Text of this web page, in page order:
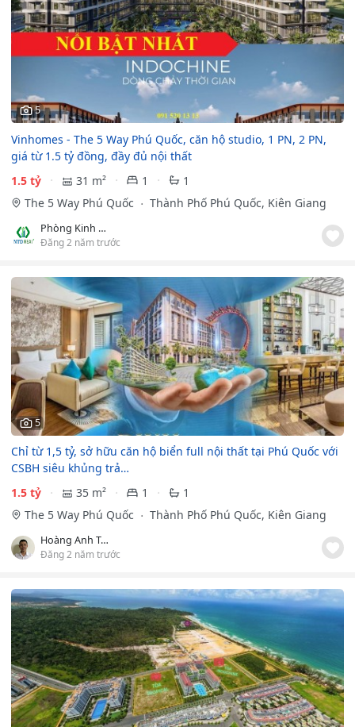
5
Vinhomes - The 5 Way Phú Quốc, căn hộ studio, 1 PN, 2 PN,
giá từ 1.5 tỷ đồng, đầy đủ nội thất
1.5 tỷ
31 m² 1
1
The 5 Way Phú Quốc
Thành Phố Phú Quốc, Kiên Giang
Phòng Kinh Doanh
Đăng 2 năm trước
5
Chỉ từ 1,5 tỷ, sở hữu căn hộ biển full nội thất tại Phú Quốc với
CSBH siêu khủng trả…
1.5 tỷ
35 m² 1
1
The 5 Way Phú Quốc
Thành Phố Phú Quốc, Kiên Giang
Hoàng Anh Tuấn
Đăng 2 năm trước